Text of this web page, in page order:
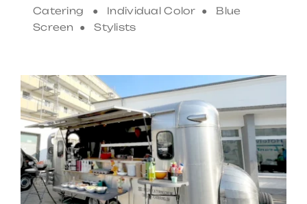
Catering ● Individual Color ● Blue
Screen ● Stylists